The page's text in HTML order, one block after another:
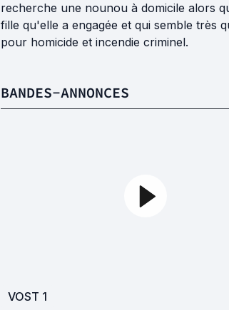
recherche une nounou à domicile alors
fille qu'elle a engagée et qui semble très
pour homicide et incendie criminel.
BANDES-ANNONCES
VOST 1